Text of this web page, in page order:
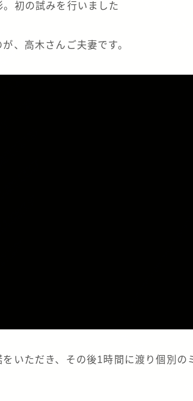
初の試みを行いました
が、高木さんご夫妻です。
いただき、その後1時間に渡り個別の